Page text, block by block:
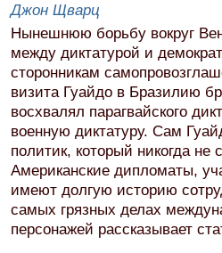
Джон Щварц
Нынешнюю борьбу вокруг
между диктатурой и
сторонникам
визита Гуайдо в Бразилию
восхвалял парагвайского
военную диктатуру. Сам
политик, который никогда
Американские дипломаты,
имеют долгую историю
самых грязных делах
персонажей рассказывает